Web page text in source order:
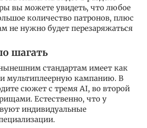
вы можете увидеть, что любое
количество патронов, плюс
не нужно будет перезаряжаться
шагать
стандартам имеет как
мультиплеерную кампанию. В
сюжет с тремя AI, во второй
Естественно, что у
индивидуальные